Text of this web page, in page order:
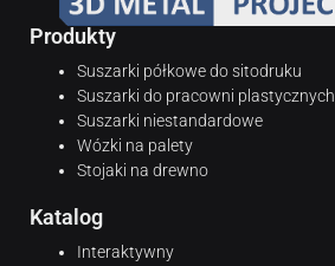
Produkty
Suszarki półkowe do sitodruku
Suszarki do pracowni plastycznych
Suszarki niestandardowe
Wózki na palety
Stojaki na drewno
Katalog
Interaktywny